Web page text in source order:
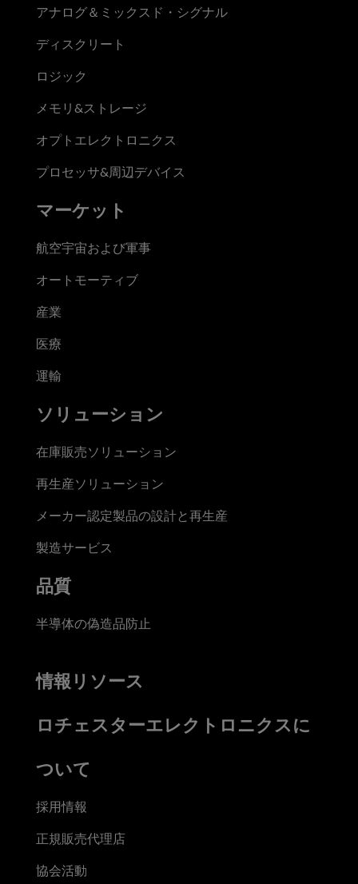
アナログ＆ミックスド・シグナル
ディスクリート
ロジック
メモリ&ストレージ
オプトエレクトロニクス
プロセッサ&周辺デバイス
マーケット
航空宇宙および軍事
オートモーティブ
産業
医療
運輸
ソリューション
在庫販売ソリューション
再生産ソリューション
メーカー認定製品の設計と再生産
製造サービス
品質
半導体の偽造品防止
情報リソース
ロチェスターエレクトロニクスに
ついて
採用情報
正規販売代理店
協会活動